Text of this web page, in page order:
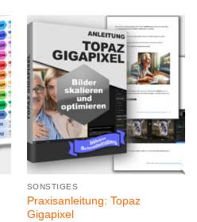
SONSTIGES
Praxisanleitung: Topaz
Gigapixel